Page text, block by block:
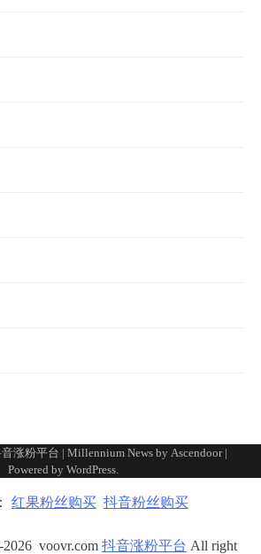
涨粉平台 | Millennium News by Ascendoor|
Powered by WordPress.
红果粉丝购买 抖音粉丝购买
voovr.com 抖音涨粉平台 All right